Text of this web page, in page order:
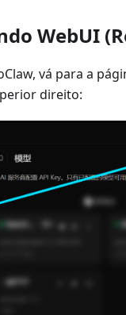
WebUI
vá para a
direito: